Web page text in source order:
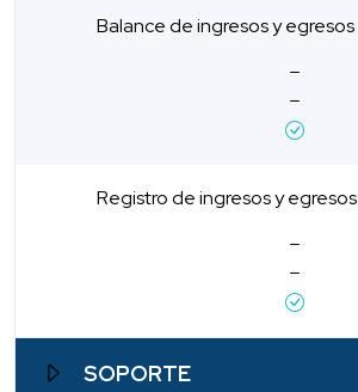
Balance de ingresos y egresos
Registro de ingresos y egresos
SOPORTE